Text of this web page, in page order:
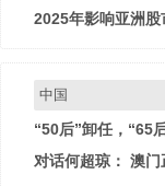
2025年影响亚洲股
中国
“50后”卸任，“65
对话何超琼： 澳